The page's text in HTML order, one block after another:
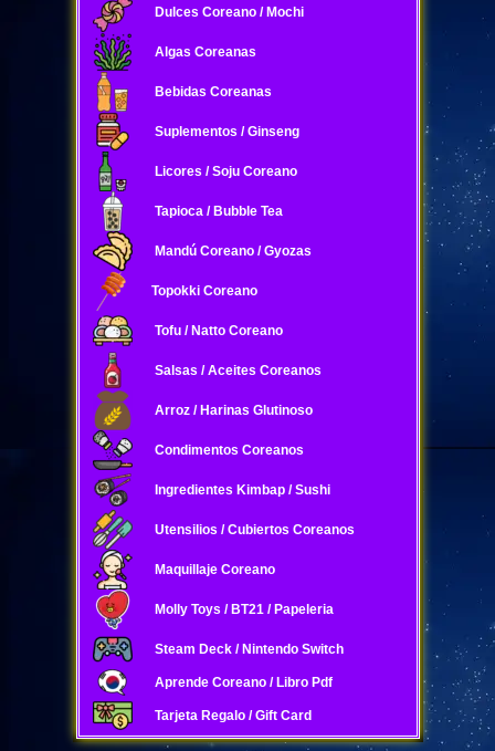
Dulces Coreano / Mochi
Algas Coreanas
Bebidas Coreanas
Suplementos / Ginseng
Licores / Soju Coreano
Tapioca / Bubble Tea
Mandú Coreano / Gyozas
Topokki Coreano
Tofu / Natto Coreano
Salsas / Aceites Coreanos
Arroz / Harinas Glutinoso
Condimentos Coreanos
Ingredientes Kimbap / Sushi
Utensilios / Cubiertos Coreanos
Maquillaje Coreano
Molly Toys / BT21 / Papeleria
Steam Deck / Nintendo Switch
Aprende Coreano / Libro Pdf
Tarjeta Regalo / Gift Card